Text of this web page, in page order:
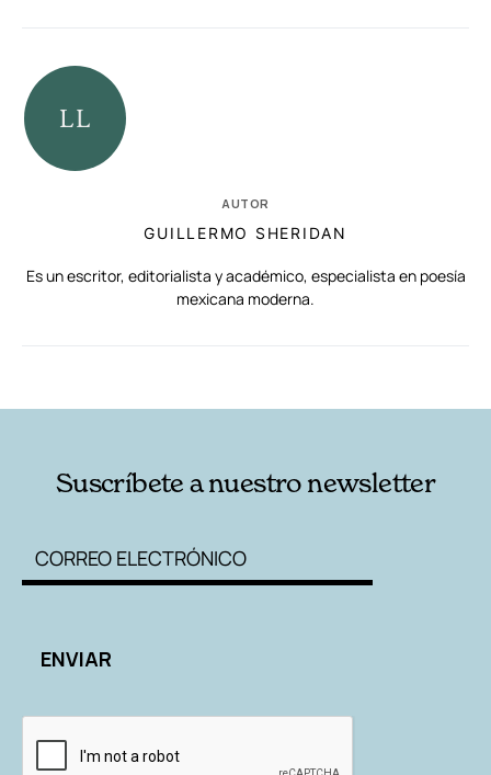
AUTOR
GUILLERMO SHERIDAN
Es un escritor, editorialista y académico, especialista en poesía
mexicana moderna.
Suscríbete a nuestro newsletter